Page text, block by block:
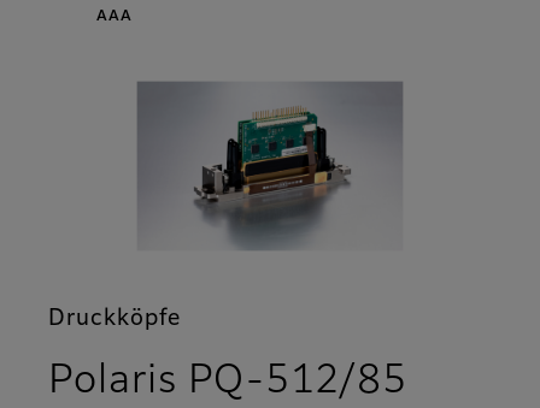
AAA
Druckköpfe
Polaris PQ-512/85